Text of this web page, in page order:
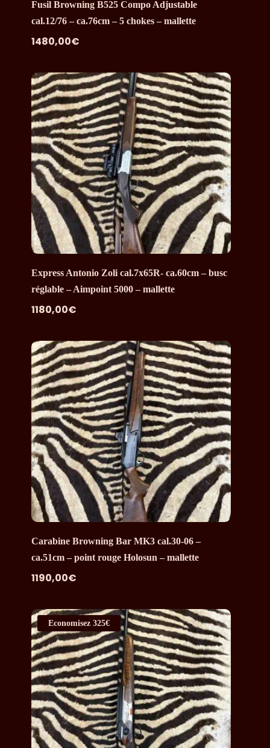
Fusil Browning B525 Compo Adjustable
cal.12/76 – ca.76cm – 5 chokes – mallette
1480,00€
Express Antonio Zoli cal.7x65R- ca.60cm – busc
réglable – Aimpoint 5000 – mallette
1180,00€
Carabine Browning Bar MK3 cal.30-06 –
ca.51cm – point rouge Holosun – mallette
1190,00€
Economisez325€